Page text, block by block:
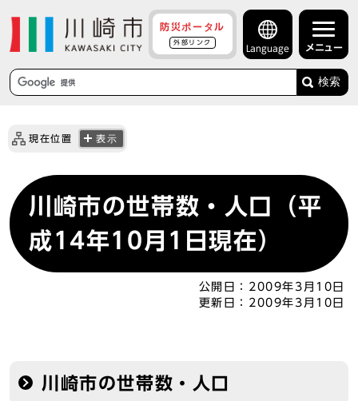
防災ポータル
外部リンク
Language メニュー
検索
現在位置 表示
川崎市の世帯数・人口（平
成14年10月1日現在）
公開日： 2009年3月10日
更新日： 2009年3月10日
川崎市の世帯数・人口